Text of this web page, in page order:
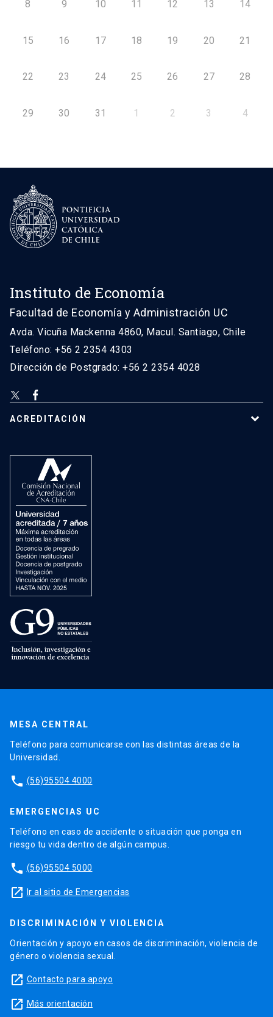
8 9 10 11 12 13 14
15 16 17 18 19 20 21
22 23 24 25 26 27 28
29 30 31 1 2 3 4
Instituto de Economía
Facultad de Economía y Administración UC
Avda. Vicuña Mackenna 4860, Macul. Santiago, Chile
Teléfono: +56 2 2354 4303
Dirección de Postgrado: +56 2 2354 4028
ACREDITACIÓN
MESA CENTRAL
Teléfono para comunicarse con las distintas áreas de la
Universidad.
phone (56)95504 4000
EMERGENCIAS UC
Teléfono en caso de accidente o situación que ponga en
riesgo tu vida dentro de algún campus.
phone (56)95504 5000
launch Ir al sitio de Emergencias
DISCRIMINACIÓN Y VIOLENCIA
Orientación y apoyo en casos de discriminación, violencia de
género o violencia sexual.
launch Contacto para apoyo
launch Más orientación